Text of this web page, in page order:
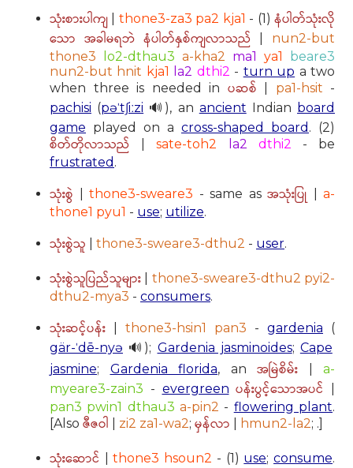
သုံးစားပါကျ thone3-za3 pa2 kja1 - (1)နံပါတ်သုံးလို
သော အခါမရဘဲ နံပါတ်နှစ်ကျလာသည်
nun2-but
thone3
lo2-dthau3 a-kha2 ma1 ya1
beare3
nun2-but hnit kja1 la2 dthi2 - turn up a two
when three is needed in ပဆစ် pa1-hsit -
pachisi (pəˈtʃiːzi 🔊), an ancient Indian board
game played on a cross-shaped board . (2)
စိတ်တိုလာသည် |sate-toh2 la2 dthi2 - be
frustrated .
သုံးစွဲ thone3-sweare3 - same as အသုံးပြု
a-
thone1 pyu1 - use; utilize.
သုံးစွဲသူ thone3-sweare3-dthu2 - user.
သုံးစွဲသူပြည်သူများ
thone3-sweare3-dthu2 pyi2-
dthu2-mya3 - consumers.
သုံးဆင့်ပန်း thone3-hsin1 pan3 - gardenia (
gär-ˈdē-nyə 🔊); Gardenia jasminoides; Cape
jasmine; Gardenia florida, an အမြဲစိမ်း
a-
myeare3-zain3 - evergreen ပန်းပွင့်သောအပင်
pan3 pwin1 dthau3 a-pin2 - flowering plant.
[Also ဇီဇဝါ zi2 za1-wa2; မှန်လာ hmun2-la2; .]
သုံးဆောင် |thone3 hsoun2 - (1) use;consume.